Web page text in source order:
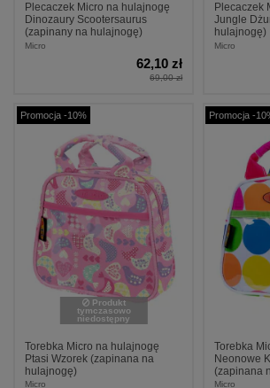
Plecaczek Micro na hulajnogę
Dinozaury Scootersaurus
(zapinany na hulajnogę)
Micro
62,10 zł
69,00 zł
Plecaczek
Jungle
hulajnogę)
Micro
Promocja -10%
Produkt
tymczasowo
niedostępny
Torebka Micro na hulajnogę
Ptasi Wzorek (zapinana na
hulajnogę)
Micro
Promocja -
Torebka
Neonowe
(zapinana
Micro